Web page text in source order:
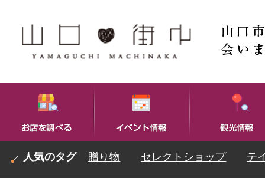
贈り物 セレクトショップ テ